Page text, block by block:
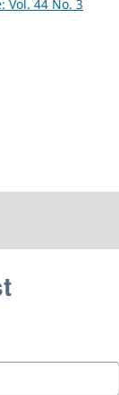
Vol. 44 No. 3